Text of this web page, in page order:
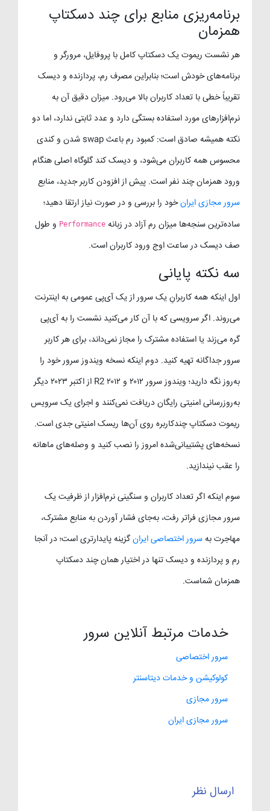
برنامه‌ریزی منابع برای چند دسکتاپ
همزمان
هر نشست ریموت یک دسکتاپ کامل با پروفایل، مرورگر و
برنامه‌های خودش است؛ بنابراین مصرف رم، پردازنده و دیسک
تقریباً خطی با تعداد کاربران بالا می‌رود. میزان دقیق آن به
نرم‌افزارهای مورد استفاده بستگی دارد و عدد ثابتی ندارد، اما دو
نکته همیشه صادق است: کمبود رم باعث swap شدن و کندی
محسوس همه کاربران می‌شود، و دیسک کند گلوگاه اصلی هنگام
ورود همزمان چند نفر است. پیش از افزودن کاربر جدید، منابع
سرور مجازی ایرانخود را بررسی و در صورت نیاز ارتقا دهید؛
ساده‌ترین سنجه‌ها میزان رم آزاد در زبانه Performance و طول
صف دیسک در ساعت اوج ورود کاربران است.
سه نکته پایانی
اول اینکه همه کاربرانِ یک سرور از یک آی‌پی عمومی به اینترنت
می‌روند. اگر سرویسی که با آن کار می‌کنید نشست را به آی‌پی
گره می‌زند یا استفاده مشترک را مجاز نمی‌داند، برای هر کاربر
سرور جداگانه تهیه کنید. دوم اینکه نسخه ویندوز سرور خود را
به‌روز نگه دارید؛ ویندوز سرور ۲۰۱۲ و ۲۰۱۲ R2 از اکتبر ۲۰۲۳ دیگر
به‌روزرسانی امنیتی رایگان دریافت نمی‌کنند و اجرای یک سرویس
ریموت دسکتاپ چندکاربره روی آن‌ها ریسک امنیتی جدی است.
نسخه‌های پشتیبانی‌شده امروز را نصب کنید و وصله‌های ماهانه
را عقب نیندازید.
سوم اینکه اگر تعداد کاربران و سنگینی نرم‌افزار از ظرفیت یک
سرور مجازی فراتر رفت، به‌جای فشار آوردن به منابع مشترک،
مهاجرت بهسرور اختصاصی ایرانگزینه پایدارتری است؛ در آنجا
رم و پردازنده و دیسک تنها در اختیار همان چند دسکتاپ
همزمان شماست.
خدمات مرتبط آنلاین سرور
سرور اختصاصی
کولوکیشن و خدمات دیتاسنتر
سرور مجازی
سرور مجازی ایران
ارسال نظر